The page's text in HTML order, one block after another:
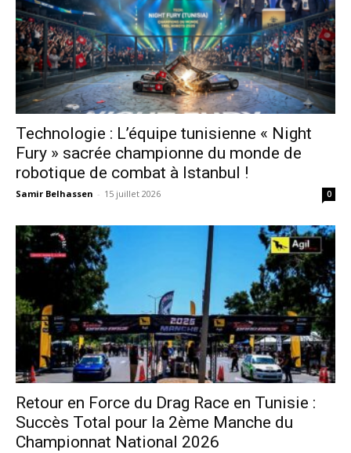
Technologie : L’équipe tunisienne « Night
Fury » sacrée championne du monde de
robotique de combat à Istanbul !
Samir Belhassen - 15 juillet 2026 0
Retour en Force du Drag Race en Tunisie :
Succès Total pour la 2ème Manche du
Championnat National 2026